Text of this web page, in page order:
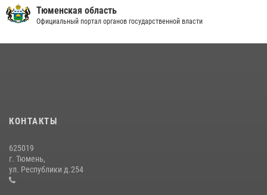
10 июля 2026, 11:46 7
вневедомственной охраны Росгвардии за первое полугодие 2026
Росгвардейцы в День семьи, любви и верности оказали помощь
жителям Тюмени, оказавшимся в сложной жизненной ситуации
08 июля 2026, 09:38
Тюменская область
Официальный портал органов государственной власти
КОНТАКТЫ
625019
г. Тюмень,
ул. Республики д.254